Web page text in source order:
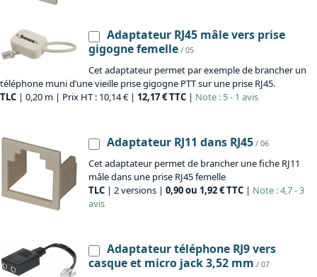
Adaptateur RJ45 mâle vers prise
gigogne femelle / 05
Cet adaptateur permet par exemple de brancher un
téléphone muni d’une vieille prise gigogne PTT sur une prise RJ45.
TLC | 0,20 m | Prix HT : 10,14 € | 12,17 € TTC | Note : 5 - 1 avis
Adaptateur RJ11 dans RJ45 / 06
Cet adaptateur permet de brancher une fiche RJ11
mâle dans une prise RJ45 femelle
TLC | 2 versions | 0,90 ou 1,92 € TTC | Note : 4,7 - 3
avis
Adaptateur téléphone RJ9 vers
casque et micro jack 3,52 mm / 07